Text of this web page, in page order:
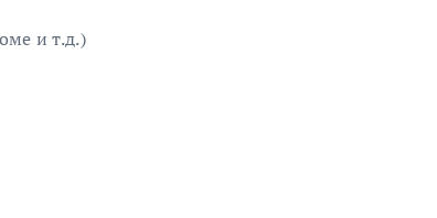
и т.д.)